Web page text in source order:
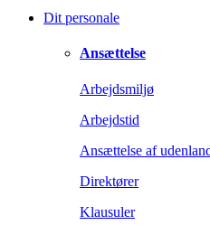
Dit personale
Ansættelse
Arbejdsmiljø
Arbejdstid
Ansættelse af
Direktører
Klausuler